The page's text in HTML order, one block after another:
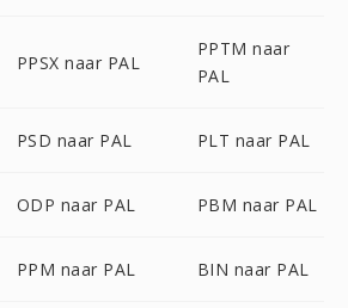
PPSX naar PAL
PPTM naar
PAL
PSD naar PAL PLT naar PAL
ODP naar PAL PBM naar PAL
PPM naar PAL BIN naar PAL